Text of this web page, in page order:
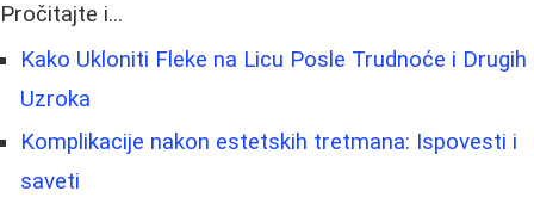
Pročitajte i...
Kako Ukloniti Fleke na Licu Posle Trudnoće i Drugih
Uzroka
Komplikacije nakon estetskih tretmana: Ispovesti i
saveti